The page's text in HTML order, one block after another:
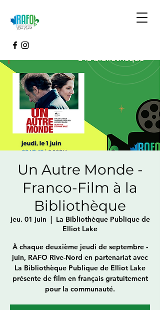
Un Autre Monde -
Franco-Film à la
Bibliothèque
jeu. 01 juin
  |
La Bibliothèque Publique de
Elliot Lake
À chaque deuxième jeudi de septembre -
juin, RAFO Rive-Nord en partenariat avec
La Bibliothèque Publique de Elliot Lake
présente de film en français gratuitement
pour la communauté.